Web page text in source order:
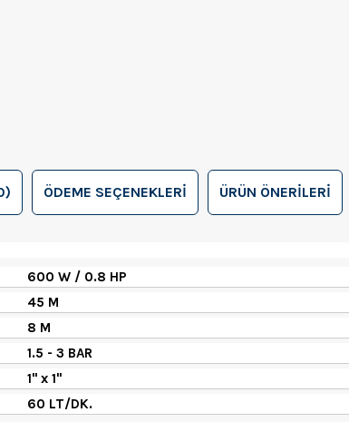
ÖDEME SEÇENEKLERI ÜRÜN ÖNERILERI
600 W / 0.8 HP
45 M
8 M
1.5 - 3 BAR
1" x 1"
60 LT/DK.